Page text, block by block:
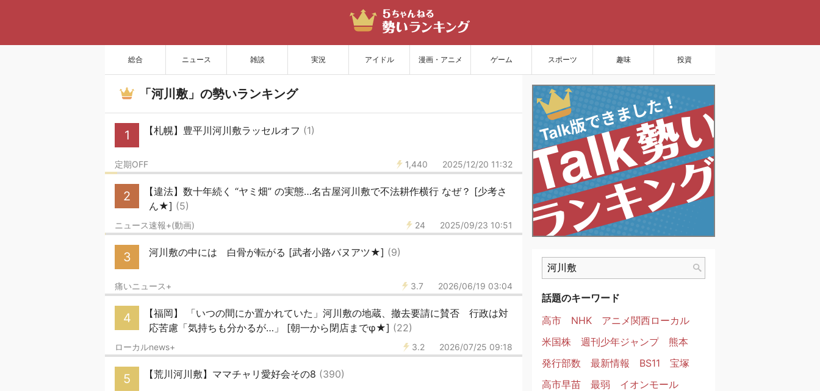
総合 ニュース 雑談 実況 アイドル 漫画・アニメ ゲーム スポーツ 趣味 投資
「河川敷」の勢いランキング
1 【札幌】豊平川河川敷ラッセルオフ (1)
1,440 2025/12/20 11:32
定期OFF
2
【違法】数十年続く “ヤミ畑” の実態…名古屋河川敷で不法耕作横行 なぜ？ [少考さ
ん★] (5)
24 2025/09/23 10:51
ニュース速報+(動画)
3 河川敷の中には 白骨が転がる [武者小路バヌアツ★] (9)
3.7 2026/06/19 03:04
痛いニュース+
4
【福岡】 「いつの間にか置かれていた」河川敷の地蔵、撤去要請に賛否 行政は対
応苦慮「気持ちも分かるが…」 [朝一から閉店までφ★] (22)
3.2 2026/07/25 09:18
ローカルnews+
5 【荒川河川敷】ママチャリ愛好会その8 (390)
話題のキーワード
高市
NHK
アニメ関西ローカル
米国株
週刊少年ジャンプ
熊本
発行部数
最新情報 BS11
宝塚
高市早苗
最弱
イオンモール